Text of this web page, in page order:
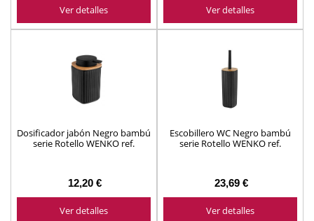
Ver detalles Ver detalles
Dosificador jabón Negro bambú
serie Rotello WENKO ref.
12,20 €
Ver detalles
Escobillero WC Negro bambú
serie Rotello WENKO ref.
23,69 €
Ver detalles